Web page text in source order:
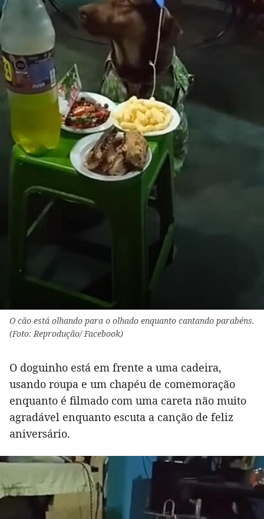
O cão está olhando para o olhado enquanto cantando parabéns.
(Foto: Reprodução/ Facebook)
O doguinho está em frente a uma cadeira,
usando roupa e um chapéu de comemoração
enquanto é filmado com uma careta não muito
agradável enquanto escuta a canção de feliz
aniversário.